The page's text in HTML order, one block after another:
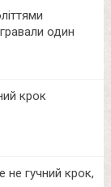
один
крок
не гучний крок,